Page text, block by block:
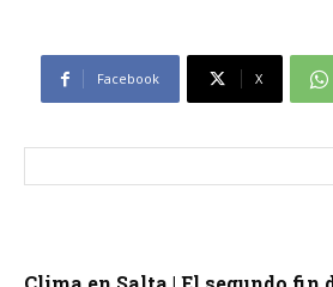
Facebook X